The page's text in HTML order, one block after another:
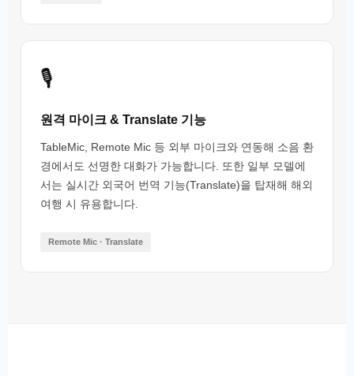
🎙️
원격 마이크 & Translate 기능
TableMic, Remote Mic 등 외부 마이크와 연동해 소음 환
경에서도 선명한 대화가 가능합니다. 또한 일부 모델에
서는 실시간 외국어 번역 기능(Translate)을 탑재해 해외
여행 시 유용합니다.
Remote Mic · Translate